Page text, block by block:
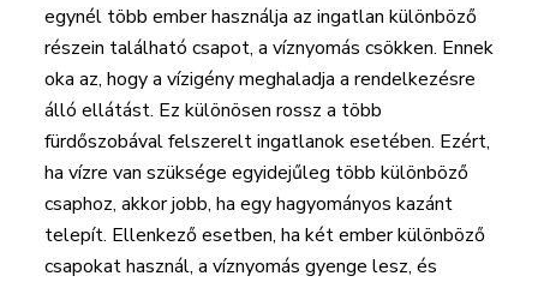
egynél több ember használja az ingatlan különböző
részein található csapot, a víznyomás csökken. Ennek
oka az, hogy a vízigény meghaladja a rendelkezésre
álló ellátást. Ez különösen rossz a több
fürdőszobával felszerelt ingatlanok esetében. Ezért,
ha vízre van szüksége egyidejűleg több különböző
csaphoz, akkor jobb, ha egy hagyományos kazánt
telepít. Ellenkező esetben, ha két ember különböző
csapokat használ, a víznyomás gyenge lesz, és